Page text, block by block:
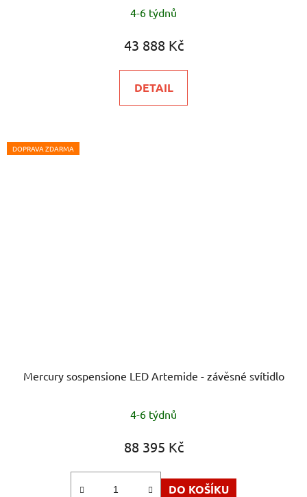
4-6 týdnů
43 888 Kč
DETAIL
DOPRAVA ZDARMA
Mercury sospensione LED Artemide - závěsné svítidlo
4-6 týdnů
88 395 Kč
DO KOŠÍKU